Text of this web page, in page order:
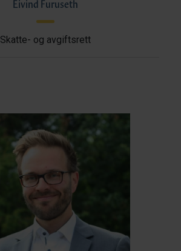
Eivind Furuseth
Skatte- og avgiftsrett